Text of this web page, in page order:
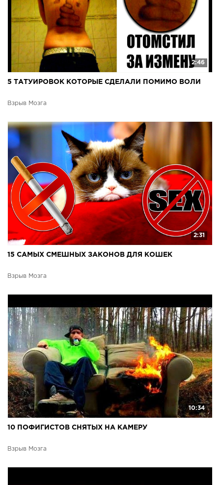
2:46
5 ТАТУИРОВОК КОТОРЫЕ СДЕЛАЛИ ПОМИМО ВОЛИ
Взрыв Мозга
2:31
15 САМЫХ СМЕШНЫХ ЗАКОНОВ ДЛЯ КОШЕК
Взрыв Мозга
10:34
10 ПОФИГИСТОВ СНЯТЫХ НА КАМЕРУ
Взрыв Мозга